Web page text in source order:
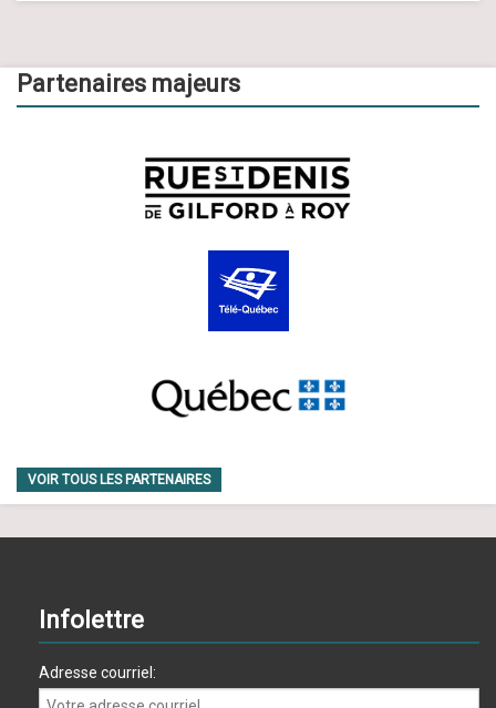
Partenaires majeurs
VOIR TOUS LES PARTENAIRES
Infolettre
Adresse courriel: